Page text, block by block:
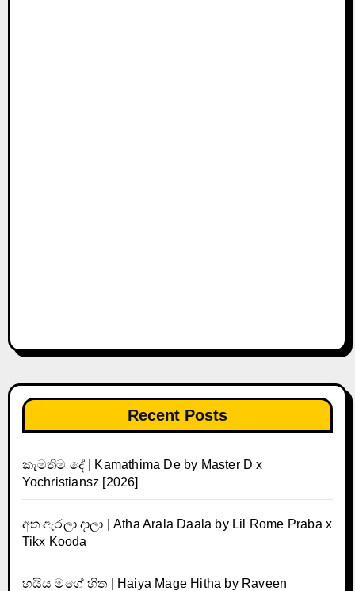
Recent Posts
කැමතිම දේ | Kamathima De by Master D x
Yochristiansz [2026]
අත ඇරලා දාලා | Atha Arala Daala by Lil Rome Praba x
Tikx Kooda
හයිය මගේ හිත | Haiya Mage Hitha by Raveen